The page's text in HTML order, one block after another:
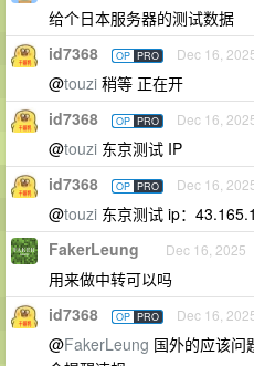
给个日本服务器的测试数据
id7368 OP PRO Dec 16,
@touzi 稍等 正在开
id7368 OP PRO Dec 16,
@touzi 东京测试 IP
id7368 OP PRO Dec 16,
@touzi 东京测试 ip：
FakerLeung Dec 16, 2025
用来做中转可以吗
id7368 OP PRO Dec 16,
@FakerLeung 国外的应该问